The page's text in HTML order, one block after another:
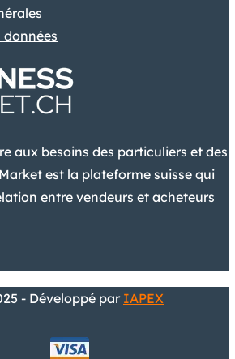
données
aux besoins des particuliers et des
est la plateforme suisse qui
entre vendeurs et acheteurs
- Développé par IAPEX